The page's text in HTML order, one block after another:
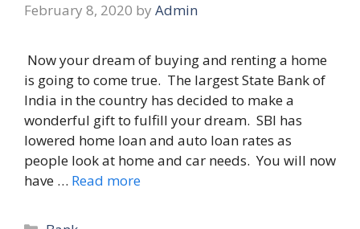
February 8, 2020 by Admin
Now your dream of buying and renting a home
is going to come true. The largest State Bank of
India in the country has decided to make a
wonderful gift to fulfill your dream. SBI has
lowered home loan and auto loan rates as
people look at home and car needs. You will now
have … Read more